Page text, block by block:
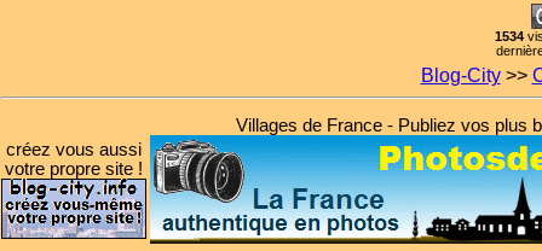
1534
Blog-City>>
créez vous aussi
votre propre site !
Villages de France - Publiez vos plus